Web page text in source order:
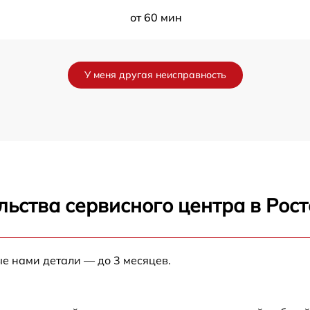
от 60 мин
от 60 мин
У меня другая неисправность
сервисного центра в
нами детали — до 3 месяцев.